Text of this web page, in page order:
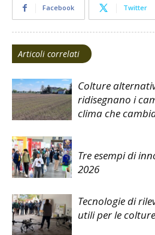
Facebook Twitter
Articoli correlati
Colture
ridisegnano i
clima che
Tre esempi di
2026
Tecnologie di
utili per le colture